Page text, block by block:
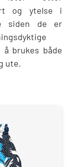
og ytelse i
siden de er
brukes både
ute.